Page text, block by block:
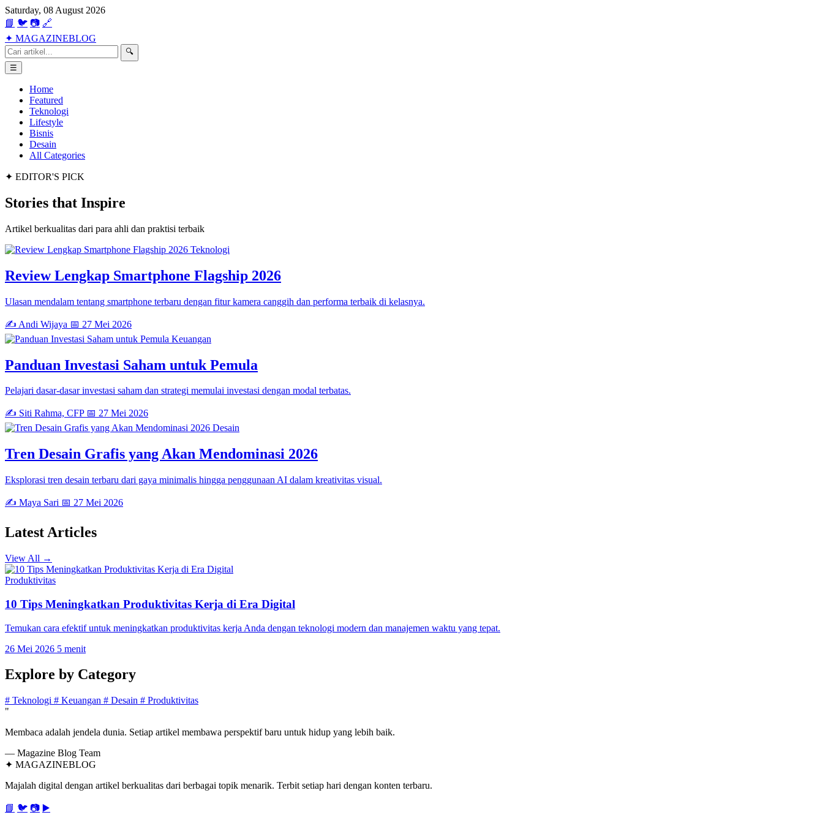
Saturday, 08 August 2026
📘 🐦 📷 🔗
✦ MAGAZINEBLOG
🔍
☰
Home
Featured
Teknologi
Lifestyle
Bisnis
Desain
All Categories
✦ EDITOR'S PICK
Stories that Inspire
Artikel berkualitas dari para ahli dan praktisi terbaik
Teknologi
Review Lengkap Smartphone Flagship 2026
Ulasan mendalam tentang smartphone terbaru dengan fitur kamera canggih dan performa terbaik di kelasnya.
✍️ Andi Wijaya 📅 27 Mei 2026
Keuangan
Panduan Investasi Saham untuk Pemula
Pelajari dasar-dasar investasi saham dan strategi memulai investasi dengan modal terbatas.
✍️ Siti Rahma, CFP 📅 27 Mei 2026
Desain
Tren Desain Grafis yang Akan Mendominasi 2026
Eksplorasi tren desain terbaru dari gaya minimalis hingga penggunaan AI dalam kreativitas visual.
✍️ Maya Sari 📅 27 Mei 2026
Latest Articles
View All →
Produktivitas
10 Tips Meningkatkan Produktivitas Kerja di Era Digital
Temukan cara efektif untuk meningkatkan produktivitas kerja Anda dengan teknologi modern dan manajemen waktu yang tepat.
26 Mei 2026 5 menit
Explore by Category
# Teknologi # Keuangan # Desain # Produktivitas
"
Membaca adalah jendela dunia. Setiap artikel membawa perspektif baru untuk hidup yang lebih baik.
— Magazine Blog Team
✦ MAGAZINEBLOG
Majalah digital dengan artikel berkualitas dari berbagai topik menarik. Terbit setiap hari dengan konten terbaru.
📘 🐦 📷 ▶️